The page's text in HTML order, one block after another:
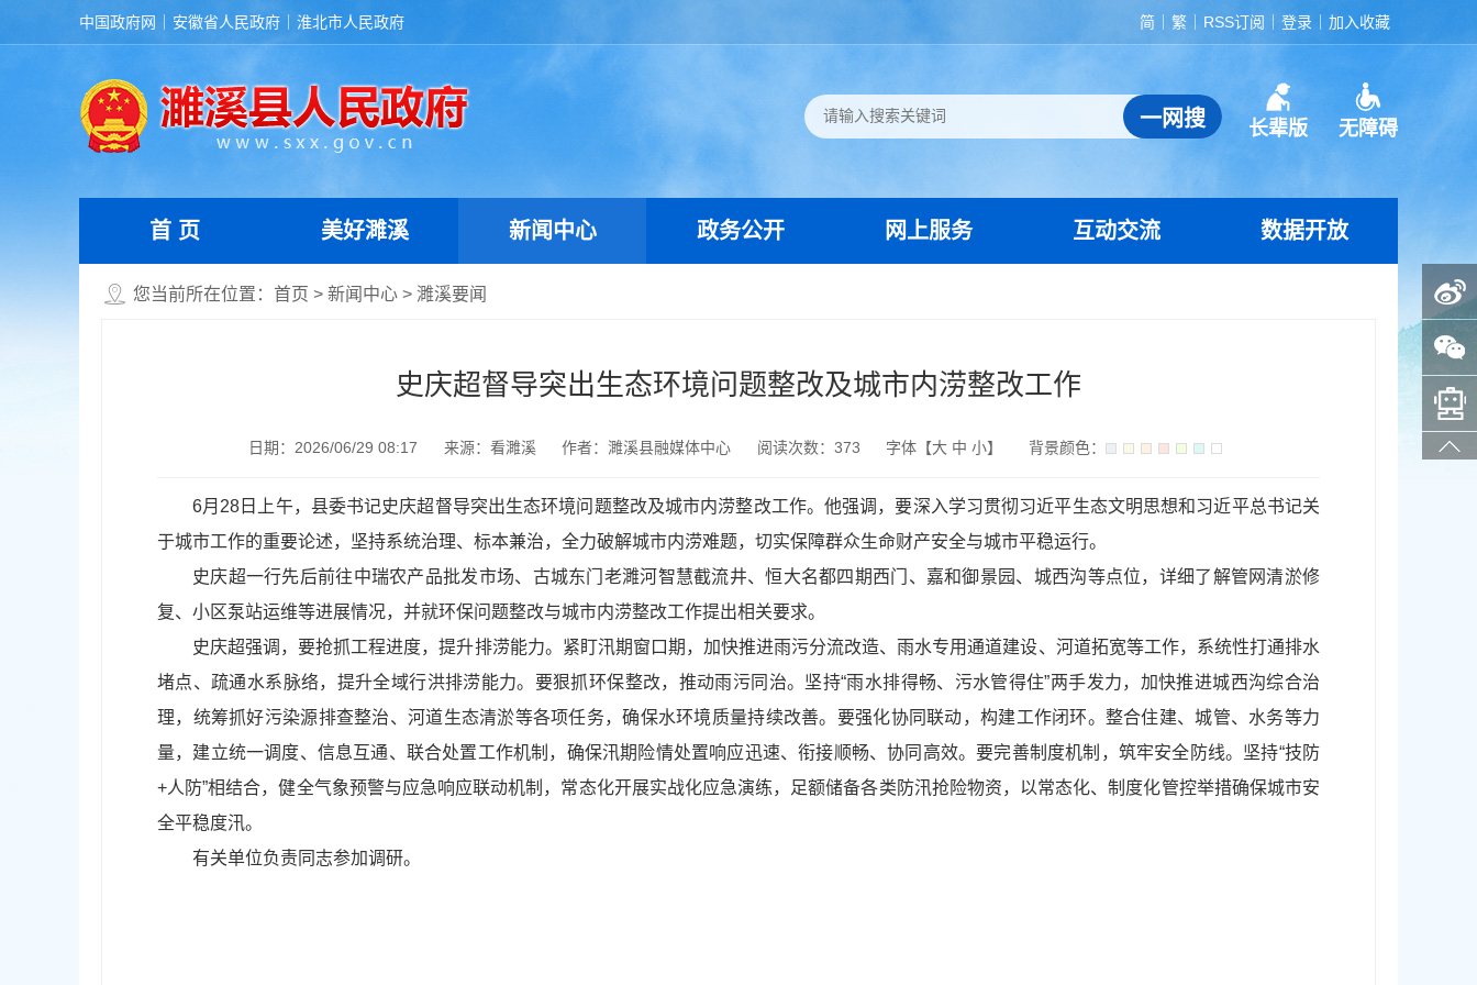
中国政府网 安徽省人民政府 淮北市人民政府 简 繁 RSS订阅 登录 加入收藏
长辈版 无障碍
首 页 美好濉溪 新闻中心 政务公开 网上服务 互动交流 数据开放
您当前所在位置： 首页 > 新闻中心 > 濉溪要闻
史庆超督导突出生态环境问题整改及城市内涝整改工作
日期：2026/06/29 08:17 来源：看濉溪 作者：濉溪县融媒体中心 阅读次数： 373 字体【大 中 小】 背景颜色：
6月28日上午，县委书记史庆超督导突出生态环境问题整改及城市内涝整改工作。他强调，要深入学习贯彻习近平生态文明思想和习近平总书记关
于城市工作的重要论述，坚持系统治理、标本兼治，全力破解城市内涝难题，切实保障群众生命财产安全与城市平稳运行。
史庆超一行先后前往中瑞农产品批发市场、古城东门老濉河智慧截流井、恒大名都四期西门、嘉和御景园、城西沟等点位，详细了解管网清淤修
复、小区泵站运维等进展情况，并就环保问题整改与城市内涝整改工作提出相关要求。
史庆超强调，要抢抓工程进度，提升排涝能力。紧盯汛期窗口期，加快推进雨污分流改造、雨水专用通道建设、河道拓宽等工作，系统性打通排水
堵点、疏通水系脉络，提升全域行洪排涝能力。要狠抓环保整改，推动雨污同治。坚持“雨水排得畅、污水管得住”两手发力，加快推进城西沟综合治
理，统筹抓好污染源排查整治、河道生态清淤等各项任务，确保水环境质量持续改善。要强化协同联动，构建工作闭环。整合住建、城管、水务等力
量，建立统一调度、信息互通、联合处置工作机制，确保汛期险情处置响应迅速、衔接顺畅、协同高效。要完善制度机制，筑牢安全防线。坚持“技防
+人防”相结合，健全气象预警与应急响应联动机制，常态化开展实战化应急演练，足额储备各类防汛抢险物资，以常态化、制度化管控举措确保城市安
全平稳度汛。
有关单位负责同志参加调研。